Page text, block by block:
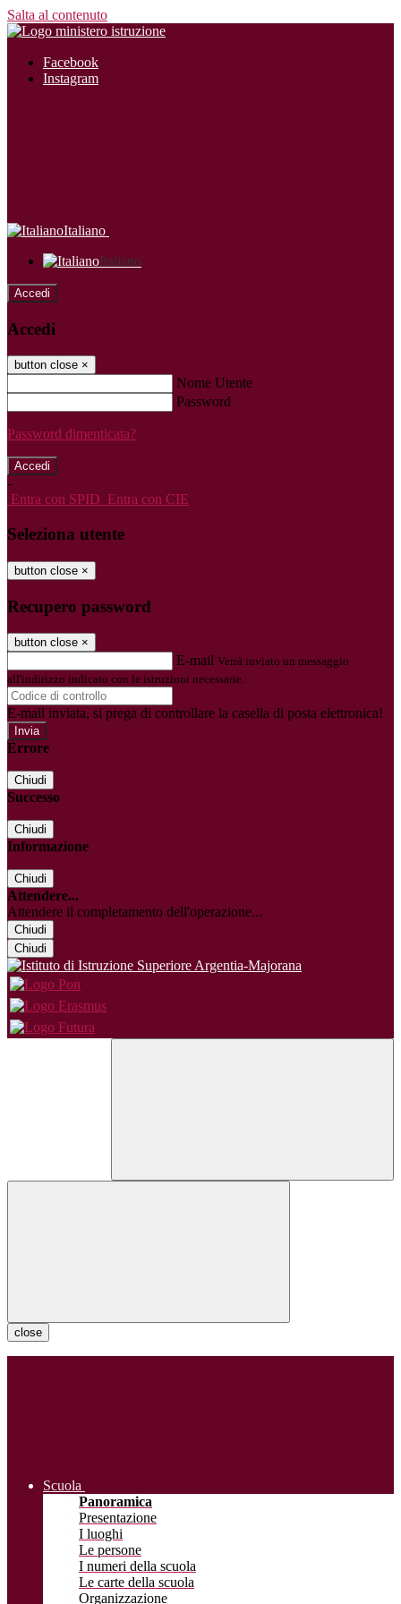
Salta al contenuto
Facebook
Instagram
Italiano
Italiano
Accedi
Accedi
button close ×
Nome Utente
Password
Password dimenticata?
-
Entra con SPID Entra con CIE
Seleziona utente
button close ×
Recupero password
button close ×
E-mail Verrà inviato un messaggio
all'indirizzo indicato con le istruzioni necessarie.
E-mail inviata, si prega di controllare la casella di posta elettronica!
Errore
Chiudi
Successo
Chiudi
Informazione
Chiudi
Attendere...
Attendere il completamento dell'operazione...
Chiudi
Chiudi
close
Scuola
Panoramica
Presentazione
I luoghi
Le persone
I numeri della scuola
Le carte della scuola
Organizzazione